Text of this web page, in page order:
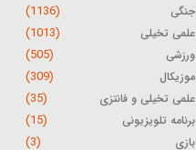
جنگی (1136)
علمی تخیلی (1013)
ورزشی (505)
موزیکال (309)
علمی تخیلی و فانتزی (35)
برنامه تلویزیونی (15)
بازی (3)